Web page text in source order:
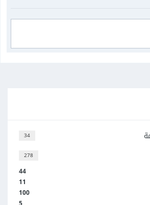
34
278
44
11
100